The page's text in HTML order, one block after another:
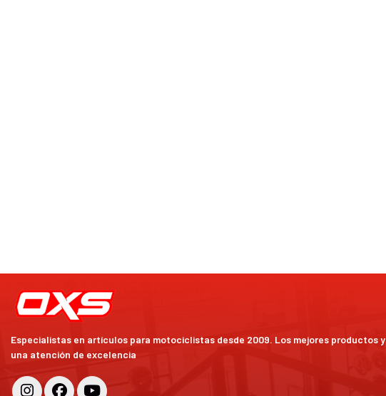
Especialistas en artículos para motociclistas desde 2009. Los mejores productos y
una atención de excelencia